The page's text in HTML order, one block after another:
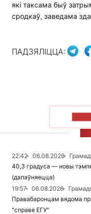
які таксама быў
сродкаў, заведама
ПАДЗЯЛІЦЦА:
22:42 06.08.2026
40,3 градуса — новы
(дапаўняецца)
19:57
06.08.2026
Правабаронцам вядома
"справе ЕГУ"